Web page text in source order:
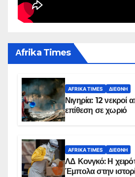
Αfrika Times
AFRIKA TIMES ΔΙΕΘΝΉ
Νιγηρία: 12 νεκροί
επίθεση σε χωριό
AFRIKA TIMES ΔΙΕΘΝΉ
ΛΔ Κονγκό: Η
Έμπολα στην